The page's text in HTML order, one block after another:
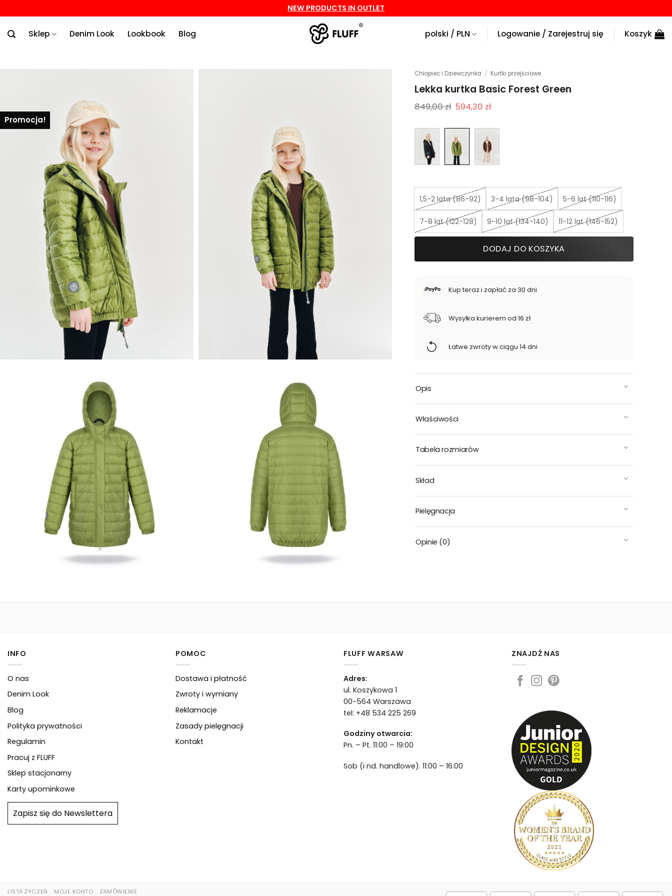
NEW PRODUCTS IN OUTLET
do
Sklep Denim Look Lookbook Blog polski / PLN Logowanie / Zarejestruj się Koszyk
Promocja!
Chłopiec i Dziewczynka / Kurtki przejściowe
Lekka kurtka Basic Forest Green
849,00zł Pierwotna
cena
849,00 zł.
594,30 złAktualna
594,30 zł.
1,5-2 lata (86-92) 3-4 lata (98-104) 5-6 lat (110-116)
7-8 lat (122-128) 9-10 lat (134-140) 11-12 lat (146-152)
DODAJ DO KOSZYKA
Kup teraz i zapłać za 30 dni
Wysyłka kurierem od 16 zł
Łatwe zwroty w ciągu 14 dni
Opis
Właściwości
Tabela rozmiarów
Skład
Pielęgnacja
Opinie (0)
INFO
O nas
Denim Look
Blog
Polityka prywatności
Regulamin
Pracuj z FLUFF
Sklep stacjonarny
Karty upominkowe
Zapisz się do Newslettera
POMOC
Dostawa i płatność
Zwroty i wymiany
Reklamacje
Zasady pielęgnacji
Kontakt
FLUFF WARSAW
Adres:
ul. Koszykowa 1
00-564 Warszawa
tel: +48 534 225 269
Godziny otwarcia:
Pn. – Pt. 11:00 – 19:00
Sob (i nd. handlowe). 11:00 – 16:00
ZNAJDŹ NAS
LISTA ŻYCZEŃ MOJE KONTO ZAMÓWIENIE